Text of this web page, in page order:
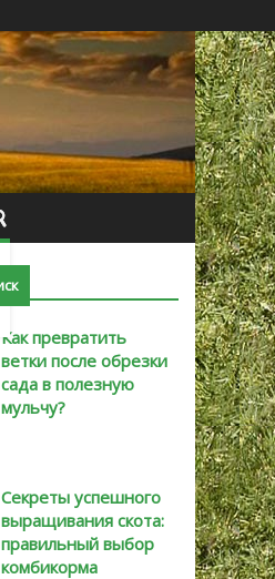
Как превратить
ветки после обрезки
сада в полезную
мульчу?
Секреты успешного
выращивания скота:
правильный выбор
комбикорма